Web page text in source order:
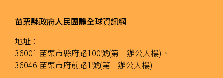
苗栗縣政府人民團體全球資訊網
地址：
36001 苗栗市縣府路100號(第一辦公大樓)、
36046 苗栗市府前路1號(第二辦公大樓)